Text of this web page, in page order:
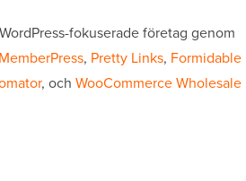
fokuserade företag genom
MemberPress, Pretty Links, Formidable
, och WooCommerce Wholesale